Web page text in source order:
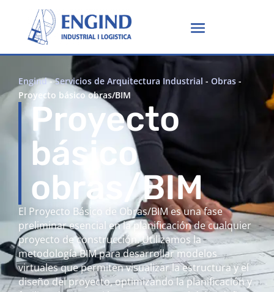
Engind-Servicios de Arquitectura Industrial - Obras -
Proyecto básico obras/BIM
Proyecto
básico
obras/BIM
El Proyecto Básico de Obras/BIM es una fase
preliminar esencial en la planificación de cualquier
proyecto de construcción. Utilizamos la
metodología BIM para desarrollar modelos
virtuales que permiten visualizar la estructura y el
diseño del proyecto, optimizando la planificación y